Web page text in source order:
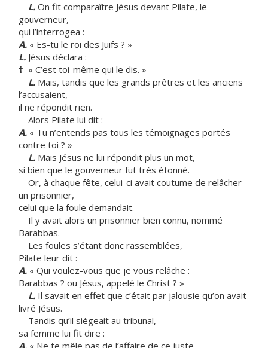
L. On fit comparaître Jésus devant Pilate, le
gouverneur,
qui l’interrogea :
A. « Es-tu le roi des Juifs ? »
L. Jésus déclara :
† « C’est toi-même qui le dis. »
L. Mais, tandis que les grands prêtres et les anciens
l’accusaient,
il ne répondit rien.
Alors Pilate lui dit :
A. « Tu n’entends pas tous les témoignages portés
contre toi ? »
L. Mais Jésus ne lui répondit plus un mot,
si bien que le gouverneur fut très étonné.
Or, à chaque fête, celui-ci avait coutume de relâcher
un prisonnier,
celui que la foule demandait.
Il y avait alors un prisonnier bien connu, nommé
Barabbas.
Les foules s’étant donc rassemblées,
Pilate leur dit :
A. « Qui voulez-vous que je vous relâche :
Barabbas ? ou Jésus, appelé le Christ ? »
L. Il savait en effet que c’était par jalousie qu’on avait
livré Jésus.
Tandis qu’il siégeait au tribunal,
sa femme lui fit dire :
A. « Ne te mêle pas de l’affaire de ce juste,